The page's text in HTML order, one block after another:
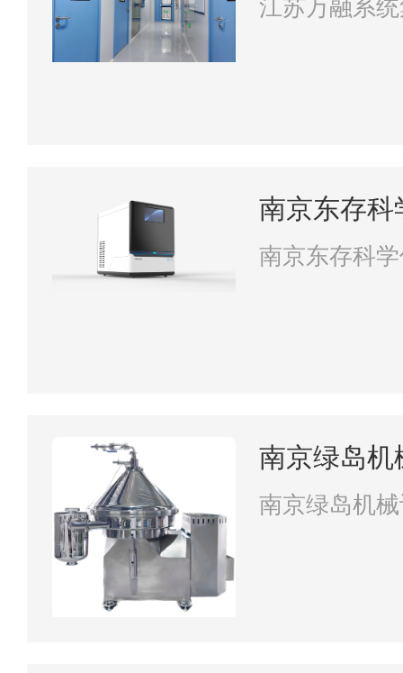
江苏万融系
南京东存科
南京东存科
南京绿岛机
南京绿岛机